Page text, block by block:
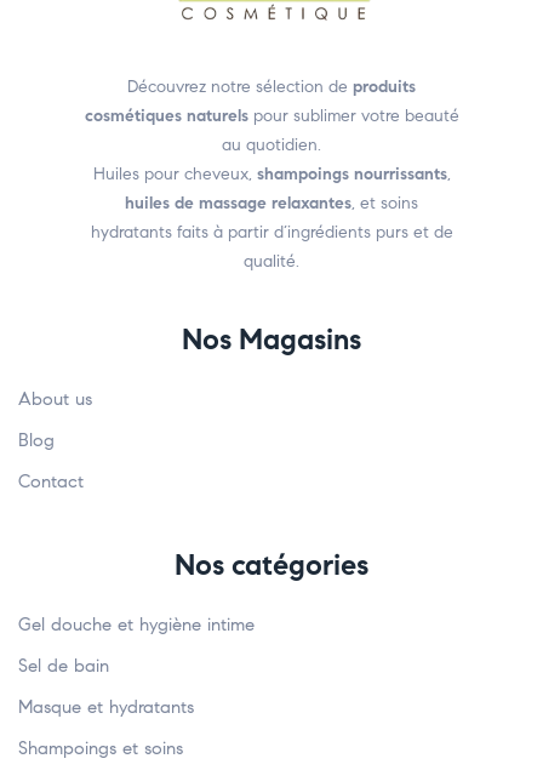
Découvrez notre sélection de produits
cosmétiques naturelspour sublimer votre beauté
au quotidien.
Huiles pour cheveux, shampoings nourrissants,
huiles de massage relaxantes, et soins
hydratants faits à partir d’ingrédients purs et de
qualité.
Nos Magasins
About us
Blog
Contact
Nos catégories
Gel douche et hygiène intime
Sel de bain
Masque et hydratants
Shampoings et soins